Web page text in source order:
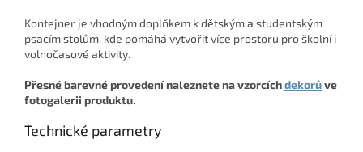
Kontejner je vhodným doplňkem k dětským a studentským
psacím stolům, kde pomáhá vytvořit více prostoru pro školní i
volnočasové aktivity.
Přesné barevné provedení naleznete na vzorcíchdekorůve
fotogalerii produktu.
Technické parametry